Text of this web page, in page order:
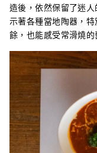
造後，依然保留了迷
示著各種當地陶器，
餘，也能感受常滑燒的